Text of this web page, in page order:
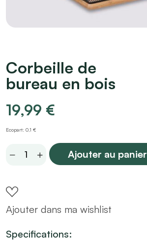
Corbeille de
bureau en bois
19,99 €
Ecopart: 0,1 €
Corbeille
en
bois
Ajouter au panier
Ajouter dans ma wishlist
Specifications: